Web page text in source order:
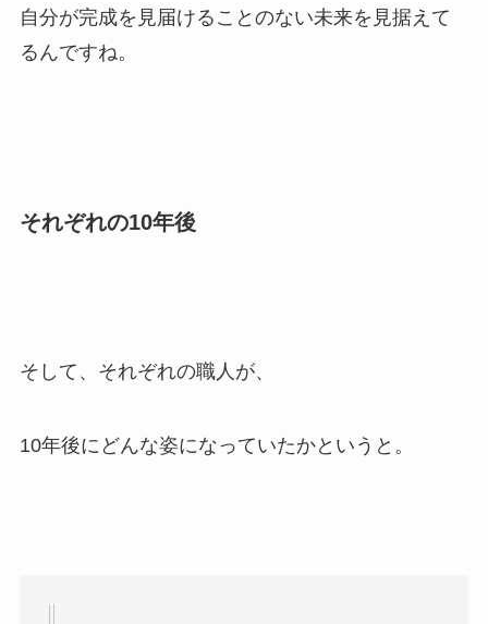
自分が完成を見届けることのない未来を見据えて
るんですね。
それぞれの10年後
そして、それぞれの職人が、
10年後にどんな姿になっていたかというと。